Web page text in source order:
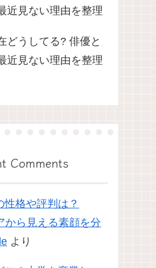
近見ない理由を整理
どうしてる? 俳優と
近見ない理由を整理
Comments
性格や評判は？
から見える素顔を分
より